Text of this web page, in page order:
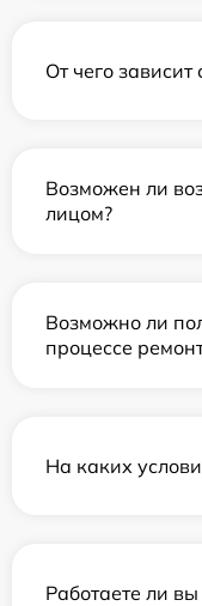
От чего
Возможен ли
лицом?
Возможно ли
процессе
На каких
Работаете ли